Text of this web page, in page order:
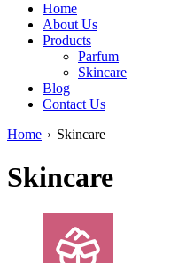
Home
About Us
Products
Parfum
Skincare
Blog
Contact Us
Home › Skincare
Skincare